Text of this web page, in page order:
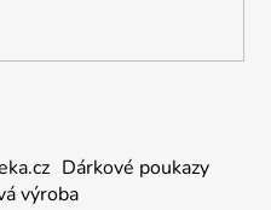
Dárkové poukazy
výroba